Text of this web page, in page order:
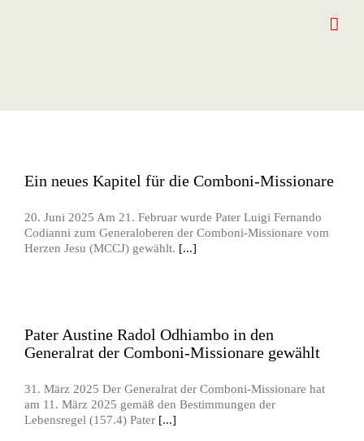
Ein neues Kapitel für die Comboni-Missionare
20. Juni 2025 Am 21. Februar wurde Pater Luigi Fernando
Codianni zum Generaloberen der Comboni-Missionare vom
Herzen Jesu (MCCJ) gewählt. [...]
Pater Austine Radol Odhiambo in den
Generalrat der Comboni-Missionare gewählt
31. März 2025 Der Generalrat der Comboni-Missionare hat
am 11. März 2025 gemäß den Bestimmungen der
Lebensregel (157.4) Pater [...]